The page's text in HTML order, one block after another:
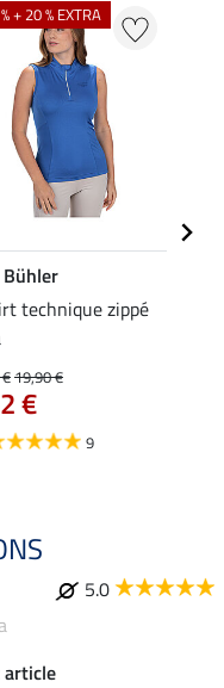
+ 20 % EXTRA
Bühler
technique zippé
19,90 €
€
9
5.0
article